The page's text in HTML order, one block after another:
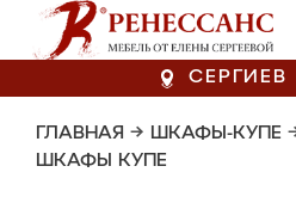
ГЛАВНАЯ → ШКАФЫ-КУПЕ
ШКАФЫ КУПЕ